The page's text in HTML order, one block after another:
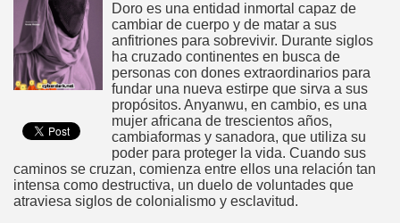
Doro es una entidad inmortal capaz de
cambiar de cuerpo y de matar a sus
anfitriones para sobrevivir. Durante siglos
ha cruzado continentes en busca de
personas con dones extraordinarios para
fundar una nueva estirpe que sirva a sus
propósitos. Anyanwu, en cambio, es una
mujer africana de trescientos años,
cambiaformas y sanadora, que utiliza su
poder para proteger la vida. Cuando sus
caminos se cruzan, comienza entre ellos una relación tan
intensa como destructiva, un duelo de voluntades que
atraviesa siglos de colonialismo y esclavitud.